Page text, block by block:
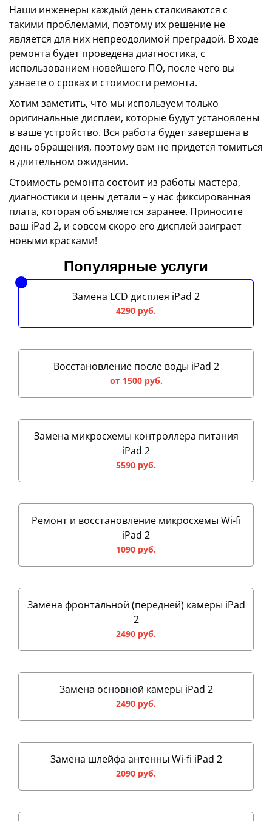
Наши инженеры каждый день сталкиваются с
такими проблемами, поэтому их решение не
является для них непреодолимой преградой. В ходе
ремонта будет проведена диагностика, с
использованием новейшего ПО, после чего вы
узнаете о сроках и стоимости ремонта.
Хотим заметить, что мы используем только
оригинальные дисплеи, которые будут установлены
в ваше устройство. Вся работа будет завершена в
день обращения, поэтому вам не придется томиться
в длительном ожидании.
Стоимость ремонта состоит из работы мастера,
диагностики и цены детали – у нас фиксированная
плата, которая объявляется заранее. Приносите
ваш iPad 2, и совсем скоро его дисплей заиграет
новыми красками!
Популярные услуги
Замена LCD дисплея iPad 2
4290 руб.
Восстановление после воды iPad 2
от 1500 руб.
Замена микросхемы контроллера питания
iPad 2
5590 руб.
Ремонт и восстановление микросхемы Wi-fi
iPad 2
1090 руб.
Замена фронтальной (передней) камеры iPad
2
2490 руб.
Замена основной камеры iPad 2
2490 руб.
Замена шлейфа антенны Wi-fi iPad 2
2090 руб.